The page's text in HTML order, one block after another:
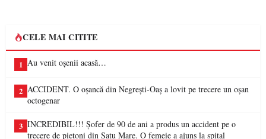
CELE MAI CITITE
1 Au venit oșenii acasă…
2 ACCIDENT. O oșancă din Negrești-Oaș a lovit pe trecere un oșan
octogenar
3 INCREDIBIL!!! Șofer de 90 de ani a produs un accident pe o
trecere de pietoni din Satu Mare. O femeie a ajuns la spital